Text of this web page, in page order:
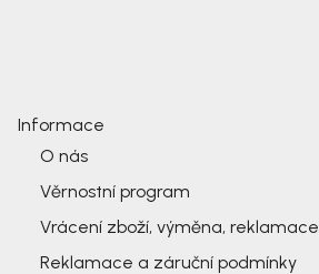
Informace
O nás
Věrnostní program
Vrácení zboží, výměna, reklamace
Reklamace a záruční podmínky